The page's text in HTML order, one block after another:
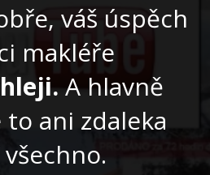
váš úspěch
makléře
A hlavně
to ani zdaleka